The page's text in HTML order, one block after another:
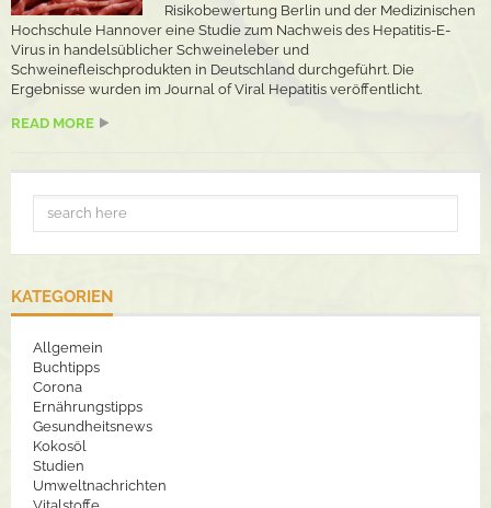
Risikobewertung Berlin und der Medizinischen
Hochschule Hannover eine Studie zum Nachweis des Hepatitis-E-
Virus in handelsüblicher Schweineleber und
Schweinefleischprodukten in Deutschland durchgeführt. Die
Ergebnisse wurden im Journal of Viral Hepatitis veröffentlicht.
READ MORE
KATEGORIEN
Allgemein
Buchtipps
Corona
Ernährungstipps
Gesundheitsnews
Kokosöl
Studien
Umweltnachrichten